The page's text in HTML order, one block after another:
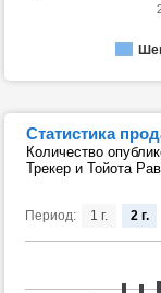
Статистика
Количество
Трекер и Тойота
Период: 1 г. 2 г.